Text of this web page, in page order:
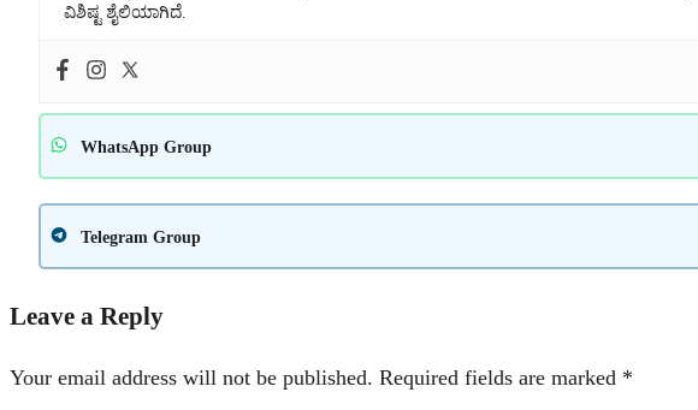
ವಿಶಿಷ್ಟ ಶೈಲಿಯಾಗಿದೆ.
WhatsApp Group
Telegram Group
Leave a Reply
Your email address will not be published. Required fields are marked *